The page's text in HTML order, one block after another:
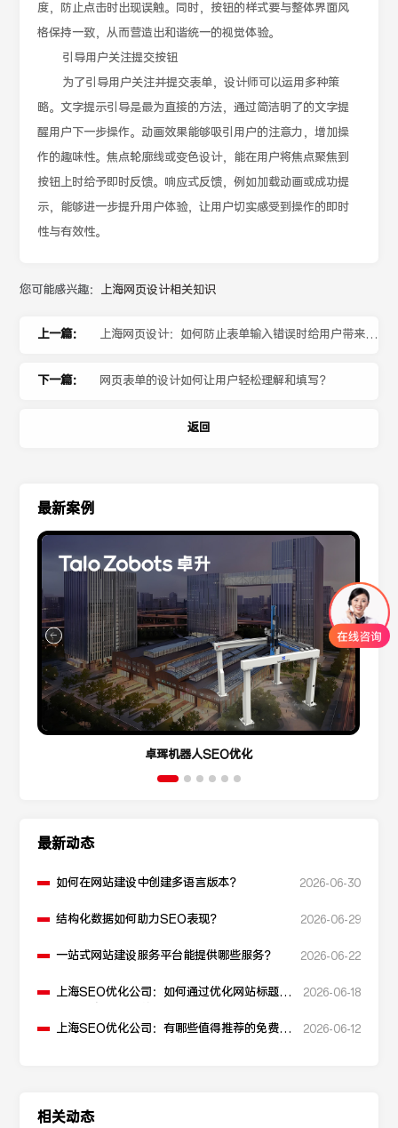
度，防止点击时出现误触。同时，按钮的样式要与整体界面风
格保持一致，从而营造出和谐统一的视觉体验。
引导用户关注提交按钮
为了引导用户关注并提交表单，设计师可以运用多种策
略。文字提示引导是最为直接的方法，通过简洁明了的文字提
醒用户下一步操作。动画效果能够吸引用户的注意力，增加操
作的趣味性。焦点轮廓线或变色设计，能在用户将焦点聚焦到
按钮上时给予即时反馈。响应式反馈，例如加载动画或成功提
示，能够进一步提升用户体验，让用户切实感受到操作的即时
性与有效性。
您可能感兴趣： 上海网页设计相关知识
上一篇： 上海网页设计：如何防止表单输入错误时给用户带来困
扰？
下一篇： 网页表单的设计如何让用户轻松理解和填写？
返回
最新案例
卓珲机器人SEO优化
最新动态
如何在网站建设中创建多语言版本？ 2026-06-30
结构化数据如何助力SEO表现？ 2026-06-29
一站式网站建设服务平台能提供哪些服务？ 2026-06-22
上海SEO优化公司：如何通过优化网站标题提
2026-06-18
上海SEO优化公司：有哪些值得推荐的免费
2026-06-12
相关动态